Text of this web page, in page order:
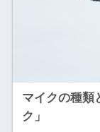
マイクの種類
ク」